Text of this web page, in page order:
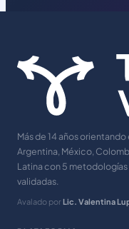
Más de 14 años
Argentina, México,
Latina con 5
validadas.
Avalado por Lic. Valentina